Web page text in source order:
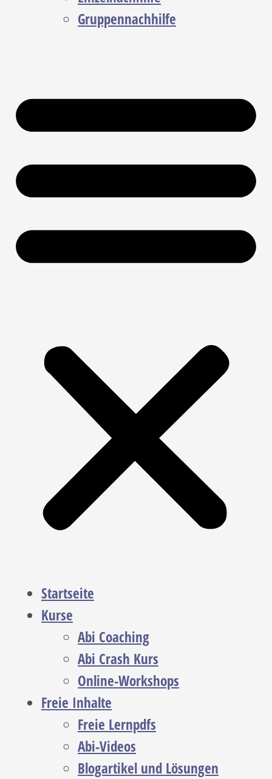
Gruppennachhilfe
Startseite
Kurse
Abi Coaching
Abi Crash Kurs
Online-Workshops
Freie Inhalte
Freie Lernpdfs
Abi-Videos
Blogartikel und Lösungen